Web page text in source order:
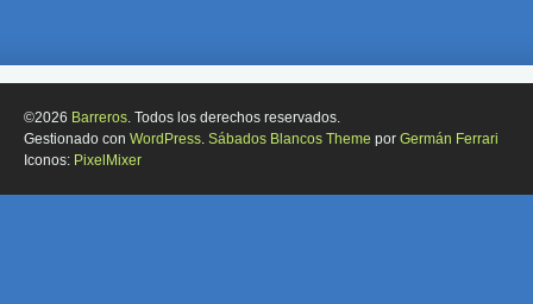
©2026 Barreros. Todos los derechos reservados.
Gestionado con WordPress. Sábados Blancos Theme por Germán Ferrari
Iconos: PixelMixer